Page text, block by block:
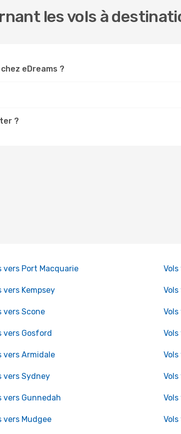
les vols à
eDreams ?
?
vers Port Macquarie
vers Kempsey
vers Scone
vers Gosford
vers Armidale
vers Sydney
vers Gunnedah
vers Mudgee